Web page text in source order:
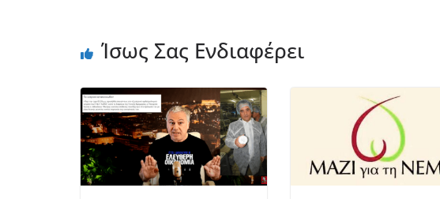
Ίσως Σας Ενδιαφέρει